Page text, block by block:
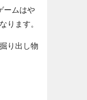
ームはや
ります。
り出し物